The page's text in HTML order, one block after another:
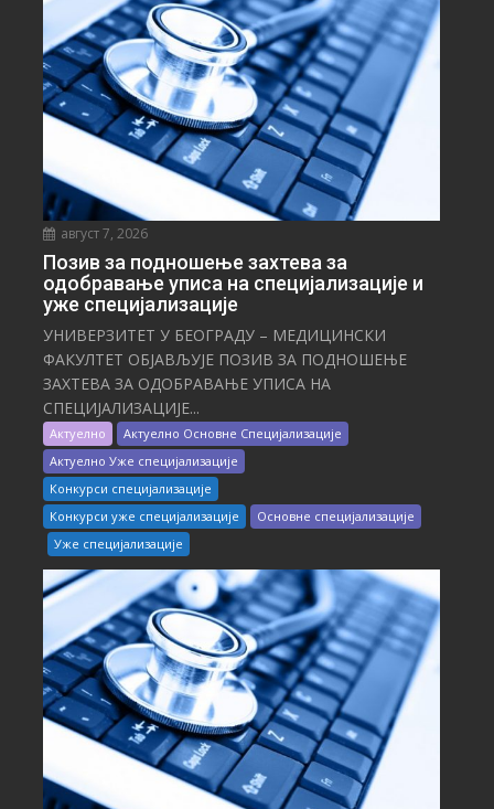
август 7, 2026
Позив за подношење захтева за
одобравање уписа на специјализације и
уже специјализације
УНИВЕРЗИТЕТ У БЕОГРАДУ – МЕДИЦИНСКИ
ФАКУЛТЕТ ОБЈАВЉУЈЕ ПОЗИВ ЗА ПОДНОШЕЊЕ
ЗАХТЕВА ЗА ОДОБРАВАЊЕ УПИСА НА
СПЕЦИЈАЛИЗАЦИЈЕ...
Актуелно
Актуелно Основне Специјализације
Актуелно Уже специјализације
Конкурси специјализације
Конкурси уже специјализације
Основне специјализације
Уже специјализације